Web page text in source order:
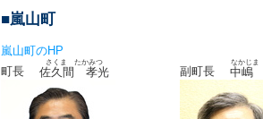
■嵐山町
嵐山町のHP
町長 佐久間 孝光
さくま たかみつ
副町長 中嶋
なかじ